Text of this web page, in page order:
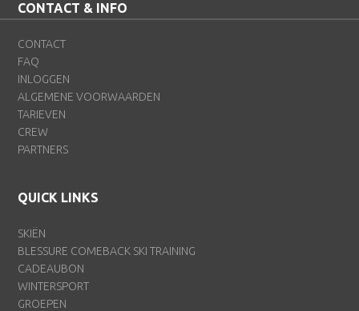
CONTACT & INFO
CONTACT
FAQ
INLOGGEN
ALGEMENE VOORWAARDEN
TARIEVEN
CREW
PARTNERS
QUICK LINKS
SKIËN
BLESSURE COMEBACK SKI TRAINING
CADEAUBON
WINTERSPORT
GROEPEN